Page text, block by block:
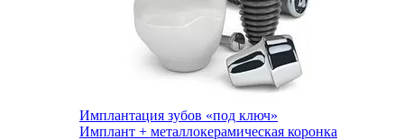
Имплантация зубов «под ключ»
Имплант + металлокерамическая коронка